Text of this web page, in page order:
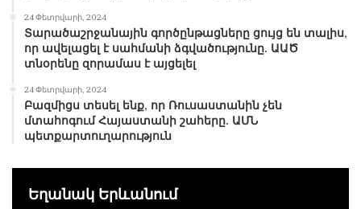
24 Փետրվարի, 2024
Տարածաշրջանային գործընթացները ցույց են տալիս,
որ ավելացել է սահմանի ձգվածությունը. ԱԱԾ
տնօրենը զորամաս է այցելել
24 Փետրվարի, 2024
Բազմիցս տեսել ենք, որ Ռուսաստանին չեն
մտահոգում Հայաստանի շահերը. ԱՄՆ
պետքարտուղարություն
Եղանակ Երևանում